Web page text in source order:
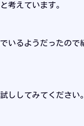
考えています。
いるようだったので
ししてみてください。